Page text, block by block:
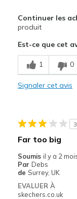
Comfortable
Les meilleures
Casual Wear
Width
Continuer les
produit
Est-ce que cet
1 0
Signaler cet avis
3
Far too big
Soumis il y a 2
Par Debs
de Surrey, UK
EVALUER À
skechers.co.uk